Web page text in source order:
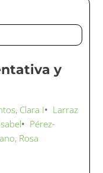
de las
que
la
dificultades
los